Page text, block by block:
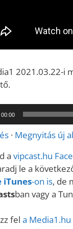
2021.03.22-i
00:00
· Megnyitás új
a vipcast.hu
le a
iTunes-on is, de
ban vagy a
fel a